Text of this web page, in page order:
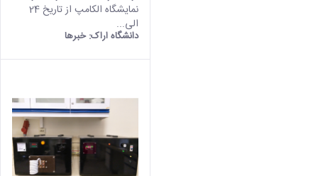
نمایشگاه الکامپ از تاریخ 24
الی...
دانشگاه اراک:خبرها